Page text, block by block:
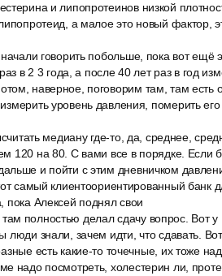
и липопротеинов низкой
липопротеид, а малое это новый
говорить побольше, пока вот
в 2 3 года, а после 40 лет раз в год
наверное, поговорим там, там есть
уровень давления, померить его
медиану где-то, да, среднее,
120 на 80. С вами все в порядке. Если
и пойти с этим дневничком
самый клиентоориентированный банк
пока Алексей поднял свои
полностью делал сдачу вопрос. Вот
люди знали, зачем идти, что сдавать.
есть какие-то точечные, их тоже
надо посмотреть, холестерин ли,